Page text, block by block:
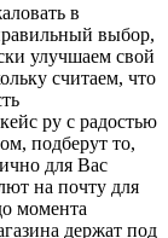
в
выбор,
улучшаем свой
считаем, что
ру с радостью
подберут то,
для Вас
на почту для
момента
держат под